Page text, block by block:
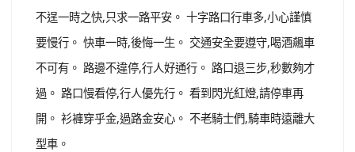
不逞一時之快,只求一路平安。 十字路口行車多,小心謹慎
要慢行。 快車一時,後悔一生。 交通安全要遵守,喝酒飆車
不可有。 路邊不違停,行人好通行。 路口退三步,秒數夠才
過。 路口慢看停,行人優先行。 看到閃光紅燈,請停車再
開。 衫褲穿乎金,過路金安心。 不老騎士們,騎車時遠離大
型車。